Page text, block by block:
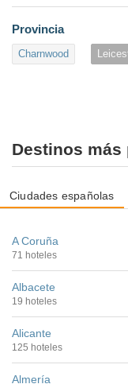
Provincia
Charnwood
Destinos más
Ciudades españolas
A Coruña
71 hoteles
Albacete
19 hoteles
Alicante
125 hoteles
Almería